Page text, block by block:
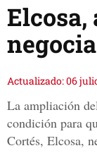
Elcosa,
Actualizado: 06
La ampliación
condición para
Cortés, Elcosa,